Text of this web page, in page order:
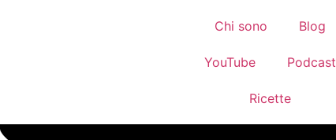
Chi sono Blog
YouTube Podcast
Ricette